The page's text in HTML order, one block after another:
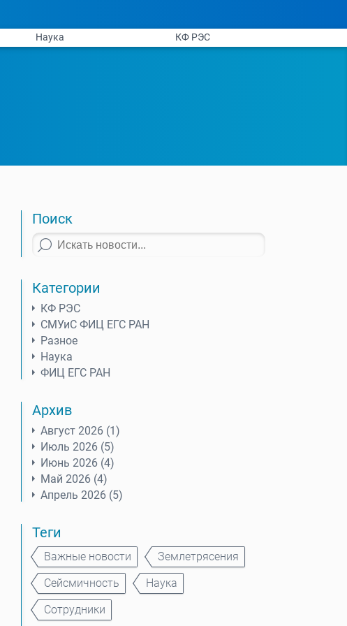
Наука КФ РЭС
Поиск
Категории
КФ РЭС
СМУиС ФИЦ ЕГС РАН
Разное
Наука
ФИЦ ЕГС РАН
Архив
Август 2026 (1)
Июль 2026 (5)
Июнь 2026 (4)
Май 2026 (4)
Апрель 2026 (5)
Теги
Важные новости
Землетрясения
Сейсмичность
Наука
Сотрудники